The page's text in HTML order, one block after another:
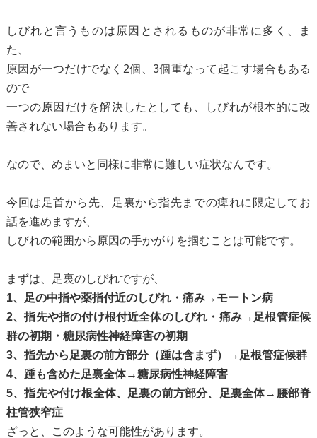
しびれと言うものは原因とされるものが非常に多く、ま
た、
原因が一つだけでなく2個、3個重なって起こす場合もある
ので
一つの原因だけを解決したとしても、しびれが根本的に改
善されない場合もあります。
なので、めまいと同様に非常に難しい症状なんです。
今回は足首から先、足裏から指先までの痺れに限定してお
話を進めますが、
しびれの範囲から原因の手かがりを掴むことは可能です。
まずは、足裏のしびれですが、
1、足の中指や薬指付近のしびれ・痛み→モートン病
2、指先や指の付け根付近全体のしびれ・痛み→足根管症候
群の初期・糖尿病性神経障害の初期
3、指先から足裏の前方部分（踵は含まず）→足根管症候群
4、踵も含めた足裏全体→糖尿病性神経障害
5、指先や付け根全体、足裏の前方部分、足裏全体→腰部脊
柱管狭窄症
ざっと、このような可能性があります。